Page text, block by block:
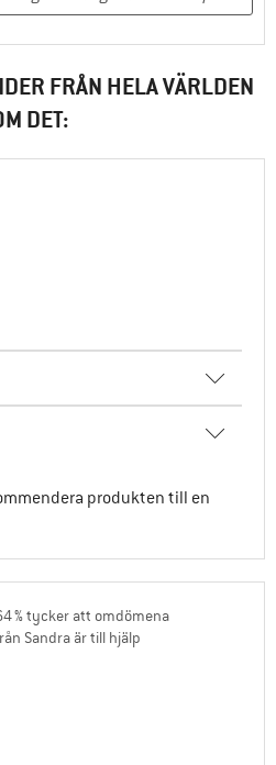
FRÅN HELA VÄRLDEN
DET:
produkten till en
% tycker att omdömena
Sandra är till hjälp